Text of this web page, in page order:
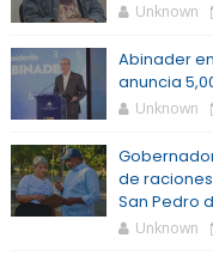
Unknown
Abinader
anuncia
Unknown
de
San Pedro
Unknown